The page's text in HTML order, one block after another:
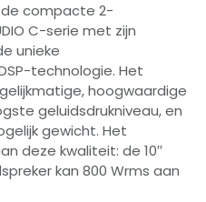
de compacte 2-
C-serie met zijn
unieke
technologie. Het
hoogwaardige
geluidsdrukniveau, en
gewicht. Het
deze kwaliteit: de 10′′
kan 800 Wrms aan